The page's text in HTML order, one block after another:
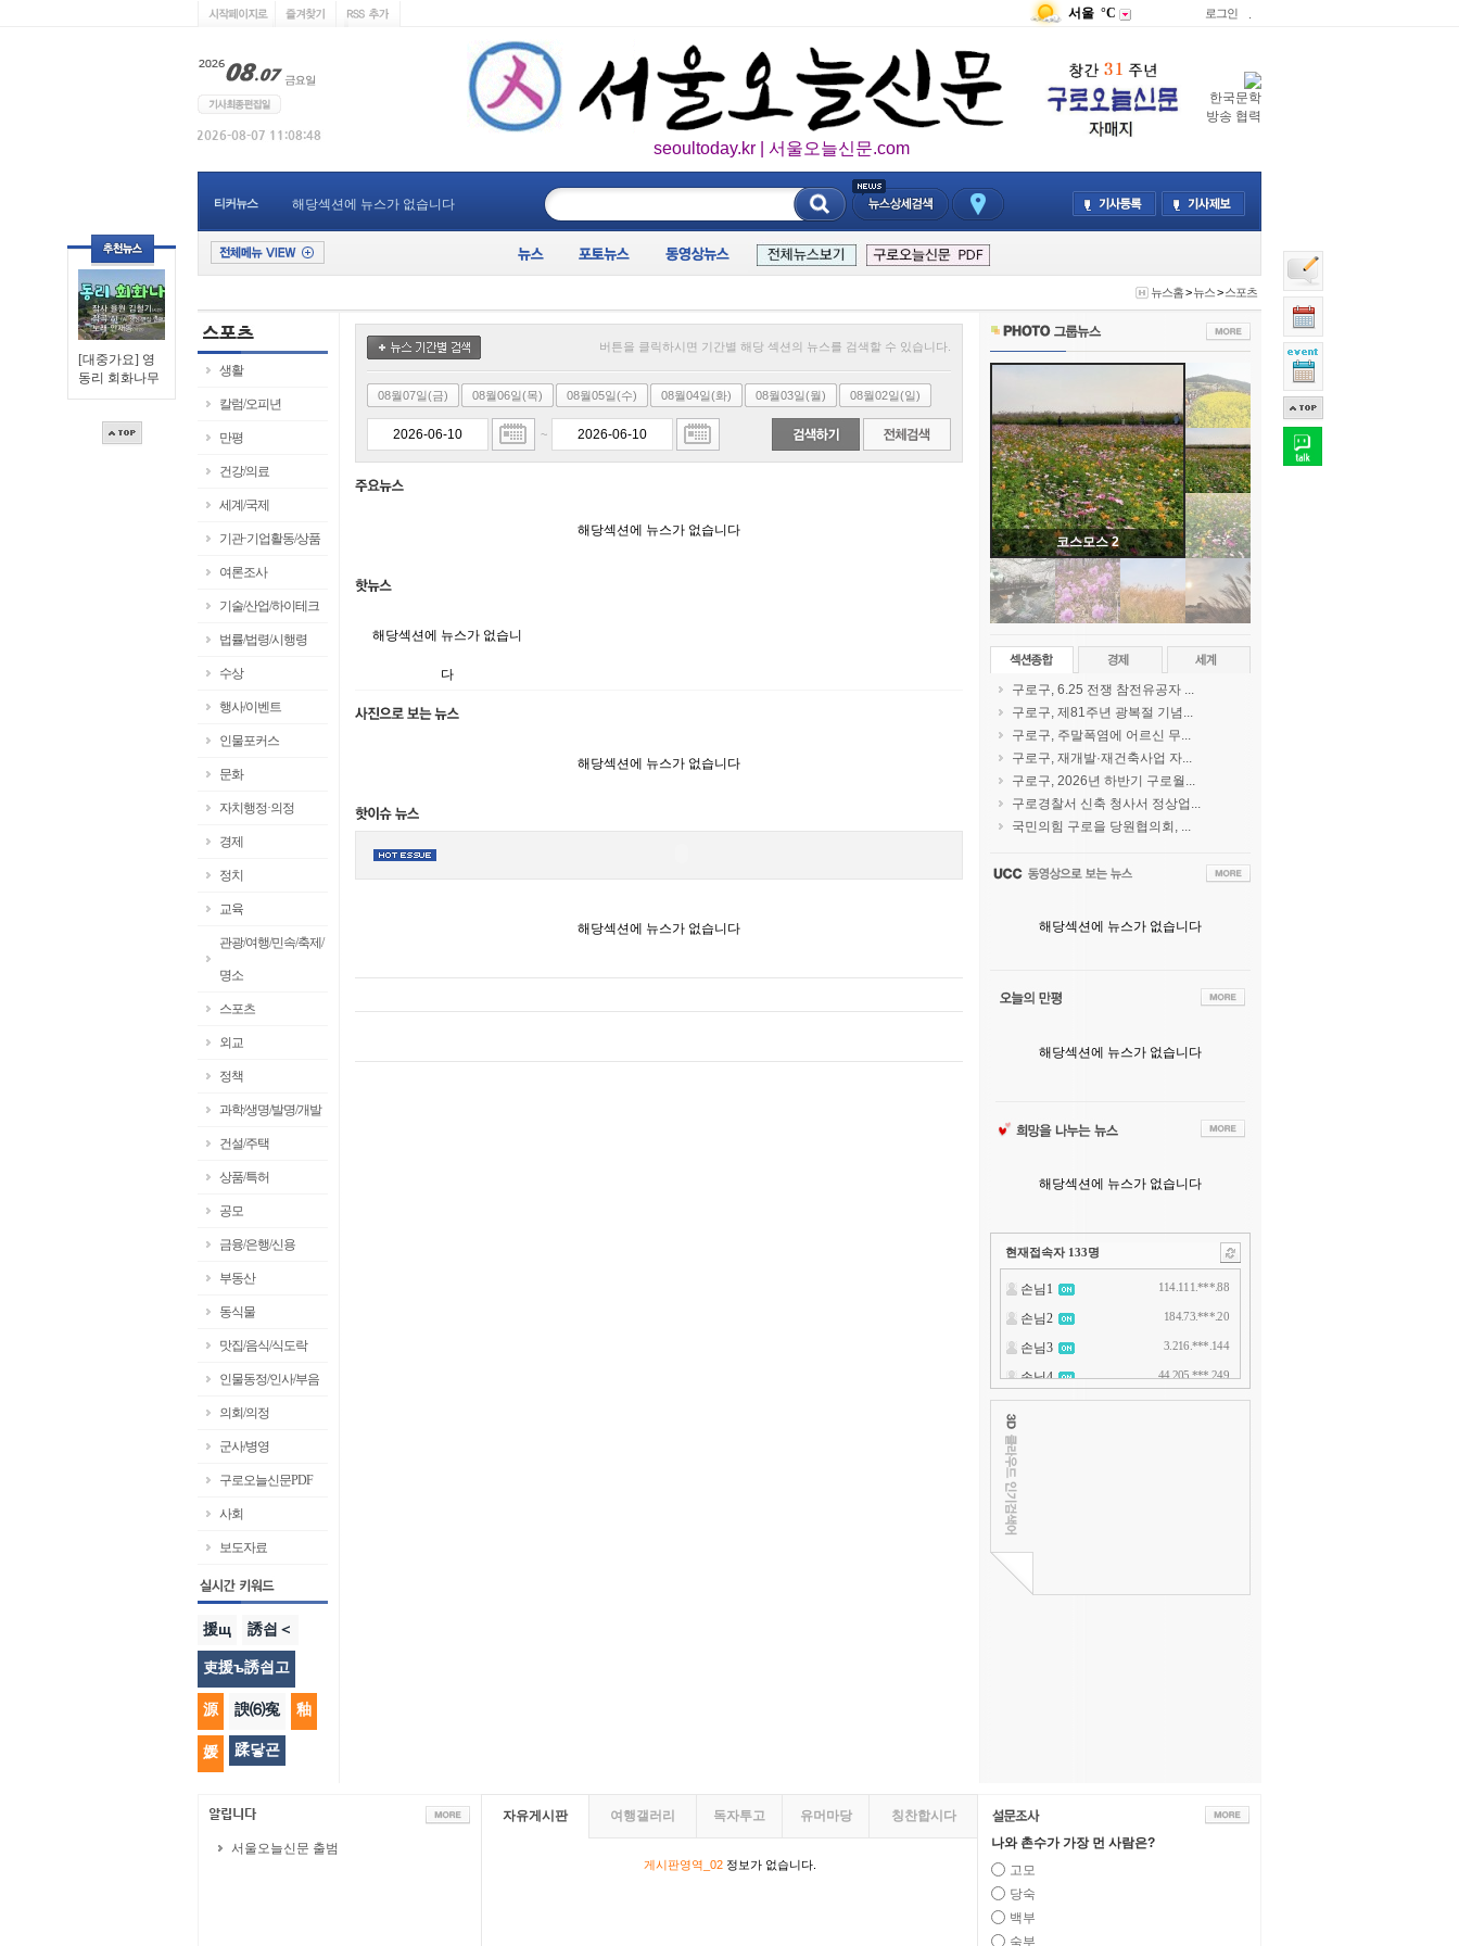
[대중가요] 영
동리 회화나무
서울 °C 로그인
seoultoday.kr | 서울오늘신문.com
한국문학
방송 협력
티커뉴스 해당섹션에 뉴스가 없습니다
뉴스홈>뉴스>스포츠
생활
칼럼/오피년
만평
건강/의료
세계/국제
기관·기업활동/상품
여론조사
기술/산업/하이테크
법률/법령/시행령
수상
행사/이벤트
인물포커스
문화
자치행정·의정
경제
정치
교육
관광/여행/민속/축제/
명소
스포츠
외교
정책
과학/생명/발명/개발
건설/주택
상품/특허
공모
금융/은행/신용
부동산
동식물
맛집/음식/식도락
인물동정/인사/부음
의회/의정
군사/병영
구로오늘신문PDF
사회
보도자료
援щ 誘쇱＜
吏援ъ誘쇱고
源 諛⑹寃 釉
媛 蹂닿굔
버튼을 클릭하시면 기간별 해당 섹션의 뉴스를 검색할 수 있습니다.
08월07일(금) 08월06일(목) 08월05일(수) 08월04일(화) 08월03일(월) 08월02일(일)
~
해당섹션에 뉴스가 없습니다
해당섹션에 뉴스가 없습니
다
해당섹션에 뉴스가 없습니다
해당섹션에 뉴스가 없습니다
코스모스 2
구로구, 6.25 전쟁 참전유공자 ...
구로구, 제81주년 광복절 기념...
구로구, 주말폭염에 어르신 무...
구로구, 재개발·재건축사업 자...
구로구, 2026년 하반기 구로월...
구로경찰서 신축 청사서 정상업...
국민의힘 구로을 당원협의회, ...
해당섹션에 뉴스가 없습니다
해당섹션에 뉴스가 없습니다
해당섹션에 뉴스가 없습니다
현재접속자 133명
서울오늘신문 출범
자유게시판 여행갤러리 독자투고 유머마당 칭찬합시다
게시판영역_02정보가 없습니다.
나와 촌수가 가장 먼 사람은?
고모
당숙
백부
숙부